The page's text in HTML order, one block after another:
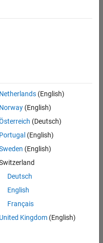
Netherlands(English)
Norway(English)
(Deutsch)
Portugal (English)
(English)
Deutsch
English
Français
United Kingdom(English)